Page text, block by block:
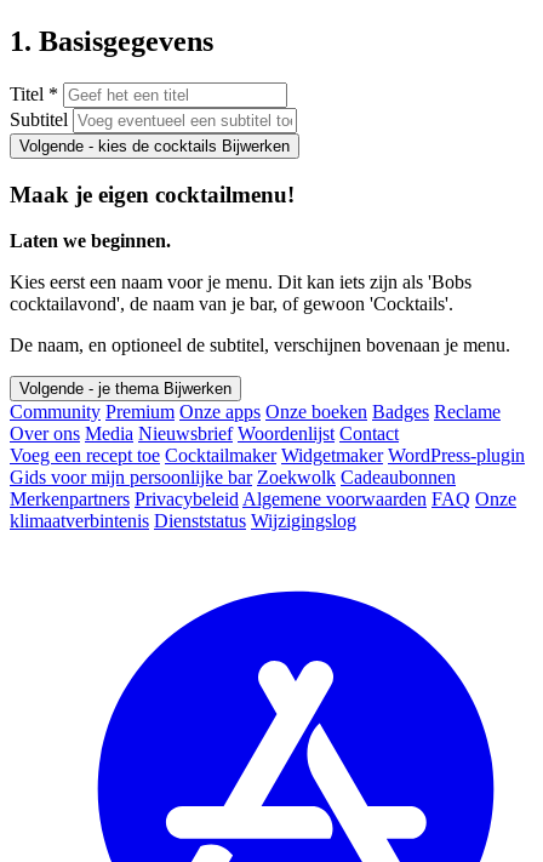
1. Basisgegevens
Titel *
Subtitel
Volgende - kies de cocktails Bijwerken
Maak je eigen cocktailmenu!
Laten we beginnen.
Kies eerst een naam voor je menu. Dit kan iets zijn als 'Bobs
cocktailavond', de naam van je bar, of gewoon 'Cocktails'.
De naam, en optioneel de subtitel, verschijnen bovenaan je menu.
Volgende - je thema Bijwerken
Community Premium Onze apps Onze boeken Badges Reclame
Over ons Media Nieuwsbrief Woordenlijst Contact
Voeg een recept toe Cocktailmaker Widgetmaker WordPress-plugin
Gids voor mijn persoonlijke bar Zoekwolk Cadeaubonnen
Merkenpartners Privacybeleid Algemene voorwaarden FAQ Onze
klimaatverbintenis Dienststatus Wijzigingslog